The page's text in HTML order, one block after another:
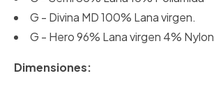
G - Divina MD 100% Lana virgen.
G - Hero 96% Lana virgen 4% Nylon
Dimensiones: